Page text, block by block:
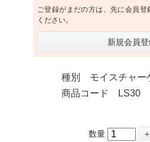
ご登録がまだの方は、先に会員登
ください。
新規会員
種別 モイスチャー
商品コード LS30
数量 ＋